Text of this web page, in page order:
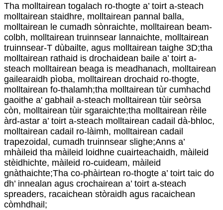
Tha molltairean togalach ro-thogte a’ toirt a-steach
molltairean staidhre, molltairean pannal balla,
molltairean le cumadh sònraichte, molltairean beam-
colbh, molltairean truinnsear lannaichte, molltairean
truinnsear-T dùbailte, agus molltairean taighe 3D;tha
molltairean rathaid is drochaidean baile a’ toirt a-
steach molltairean beaga is meadhanach, molltairean
gailearaidh pìoba, molltairean drochaid ro-thogte,
molltairean fo-thalamh;tha molltairean tùr cumhachd
gaoithe a' gabhail a-steach molltairean tùir seòrsa
còn, molltairean tùir sgaraichte;tha molltairean rèile
àrd-astar a’ toirt a-steach molltairean cadail dà-bhloc,
molltairean cadail ro-làimh, molltairean cadail
trapezoidal, cumadh truinnsear slighe;Anns a’
mhàileid tha màileid loidhne cuairteachaidh, màileid
stèidhichte, màileid ro-cuideam, màileid
gnàthaichte;Tha co-phàirtean ro-thogte a’ toirt taic do
dh’ innealan agus crochairean a’ toirt a-steach
spreaders, racaichean stòraidh agus racaichean
còmhdhail;